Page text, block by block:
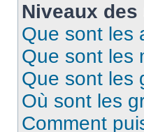
Niveaux
Que sont les
Que sont les
Que sont les
Où sont les
Comment